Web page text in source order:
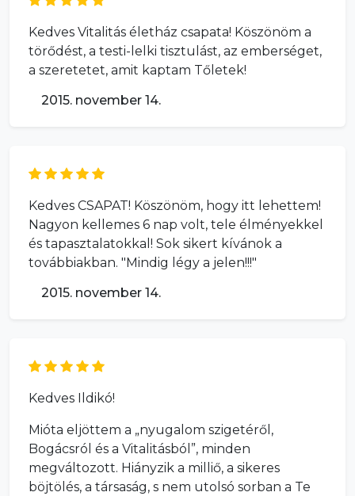
Kedves Vitalitás életház csapata! Köszönöm a
törődést, a testi-lelki tisztulást, az emberséget,
a szeretetet, amit kaptam Tőletek!
2015. november 14.
Kedves CSAPAT! Köszönöm, hogy itt lehettem!
Nagyon kellemes 6 nap volt, tele élményekkel
és tapasztalatokkal! Sok sikert kívánok a
továbbiakban. "Mindig légy a jelen!!!"
2015. november 14.
Kedves Ildikó!
Mióta eljöttem a „nyugalom szigetéről,
Bogácsról és a Vitalitásból”, minden
megváltozott. Hiányzik a milliő, a sikeres
böjtölés, a társaság, s nem utolsó sorban a Te